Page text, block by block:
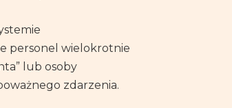
personel wielokrotnie
lub osoby
zdarzenia.